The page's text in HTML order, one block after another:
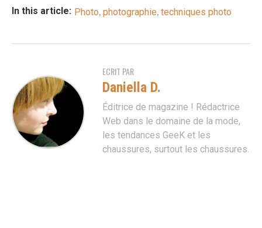
In this article: Photo, photographie, techniques photo
ECRIT PAR
Daniella D.
Éditrice de magazine ! Rédactrice
Web dans le domaine de la mode,
les tendances GeeK et les
chaussures, surtout les chaussures.